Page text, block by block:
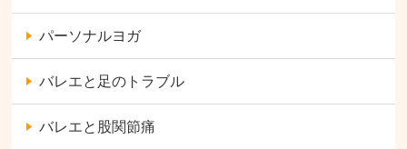
パーソナルヨガ
バレエと足のトラブル
バレエと股関節痛